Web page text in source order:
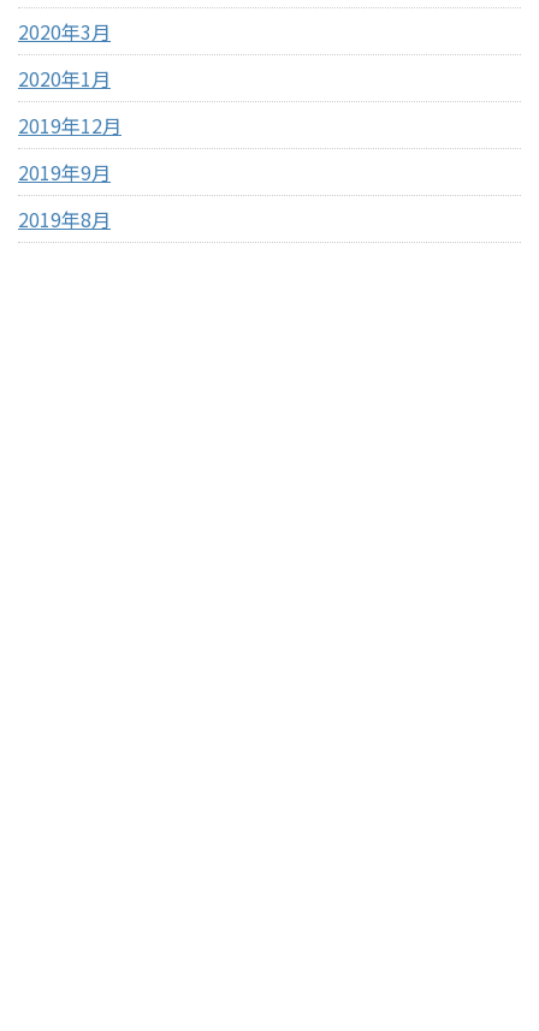
2020年3月
2020年1月
2019年12月
2019年9月
2019年8月